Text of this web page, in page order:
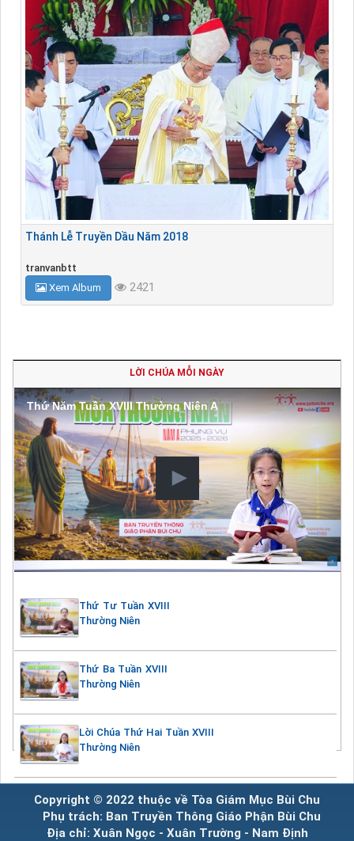
Thánh Lễ Truyền Dầu Năm 2018
tranvanbtt
Xem Album
2421
LỜI CHÚA MỖI NGÀY
Thứ Năm Tuần XVIII Thường Niên A
Thứ Tư Tuần XVIII
Thường Niên
Thứ Ba Tuần XVIII
Thường Niên
Lời Chúa Thứ Hai Tuần XVIII
Thường Niên
Copyright © 2022 thuộc về Tòa Giám Mục Bùi Chu
Phụ trách: Ban Truyền Thông Giáo Phận Bùi Chu
Địa chỉ: Xuân Ngọc - Xuân Trường - Nam Định